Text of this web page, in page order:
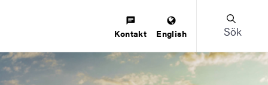
Kontakt English Sök